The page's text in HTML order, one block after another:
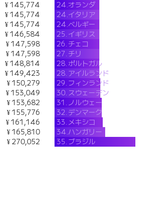
¥ 145,774
¥ 145,774
¥ 145,774
¥ 146,584
¥ 147,598
¥ 147,598
¥ 148,814
¥ 149,423
¥ 150,279
¥ 153,049
¥ 153,682
¥ 155,776
¥ 161,146
¥ 165,810
¥ 270,052
24.オランダ
24.イタリア
24.ベルギー
25. イギリス
26.チェコ
27.チリ
28. ポルトガル
28. アイルランド
29. フィンランド
30. スウェーデン
31. ノルウェー
32.デンマーク
33. メキシコ
34.ハンガリー
35. ブラジル